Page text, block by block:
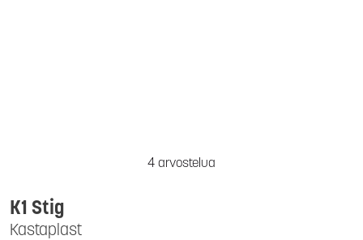
4 arvostelua
Kastaplast
K1 Stig